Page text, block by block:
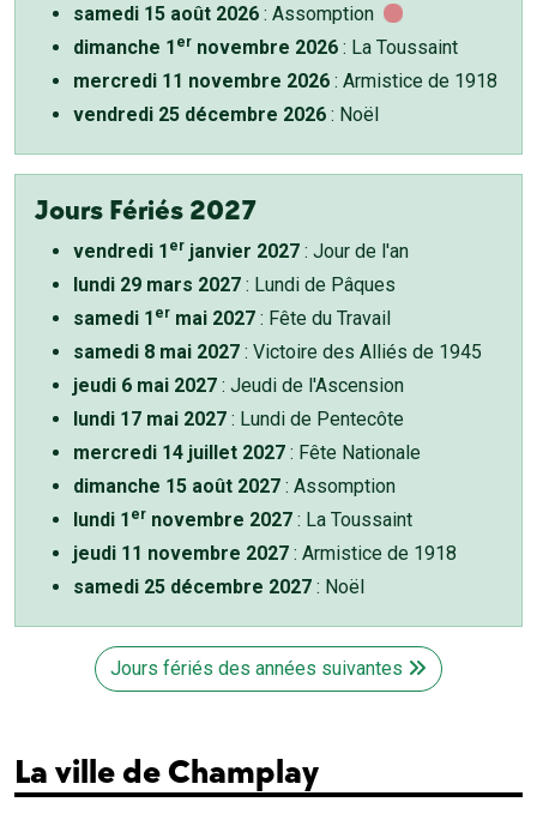
samedi 15 août 2026 : Assomption
dimanche 1 er novembre 2026 : La Toussaint
mercredi 11 novembre 2026 : Armistice de 1918
vendredi 25 décembre 2026 : Noël
Jours Fériés 2027
vendredi 1 er janvier 2027 : Jour de l'an
lundi 29 mars 2027 : Lundi de Pâques
samedi 1 er mai 2027 : Fête du Travail
samedi 8 mai 2027 : Victoire des Alliés de 1945
jeudi 6 mai 2027 : Jeudi de l'Ascension
lundi 17 mai 2027 : Lundi de Pentecôte
mercredi 14 juillet 2027 : Fête Nationale
dimanche 15 août 2027 : Assomption
lundi 1 er novembre 2027 : La Toussaint
jeudi 11 novembre 2027 : Armistice de 1918
samedi 25 décembre 2027 : Noël
Jours fériés des années suivantes
La ville de Champlay